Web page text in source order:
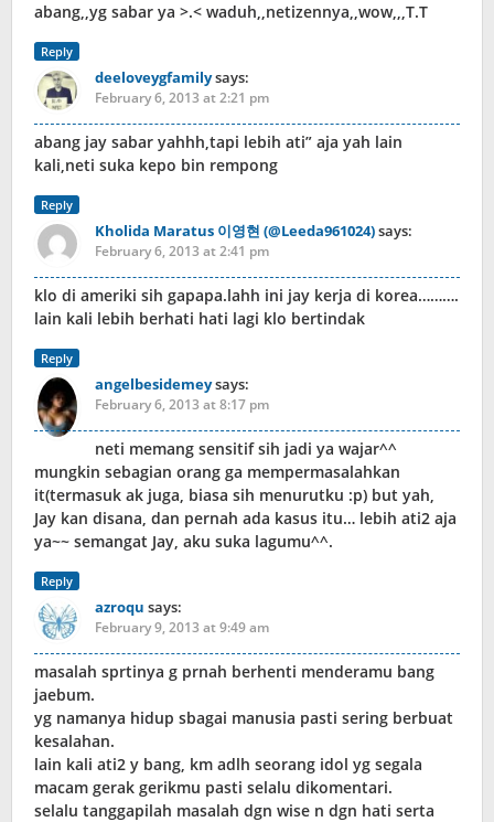
abang,,yg sabar ya >.< waduh,,netizennya,,wow,,,T.T
Reply
deeloveygfamilysays:
February 6, 2013 at 2:21 pm
abang jay sabar yahhh,tapi lebih ati” aja yah lain
kali,neti suka kepo bin rempong
Reply
Kholida Maratus 이영현 (@Leeda961024)says:
February 6, 2013 at 2:41 pm
klo di ameriki sih gapapa.lahh ini jay kerja di korea……….
lain kali lebih berhati hati lagi klo bertindak
Reply
angelbesidemeysays:
February 6, 2013 at 8:17 pm
neti memang sensitif sih jadi ya wajar^^
mungkin sebagian orang ga mempermasalahkan
it(termasuk ak juga, biasa sih menurutku :p) but yah,
Jay kan disana, dan pernah ada kasus itu… lebih ati2 aja
ya~~ semangat Jay, aku suka lagumu^^.
Reply
azroqu says:
February 9, 2013 at 9:49 am
masalah sprtinya g prnah berhenti menderamu bang
jaebum.
yg namanya hidup sbagai manusia pasti sering berbuat
kesalahan.
lain kali ati2 y bang, km adlh seorang idol yg segala
macam gerak gerikmu pasti selalu dikomentari.
selalu tanggapilah masalah dgn wise n dgn hati serta